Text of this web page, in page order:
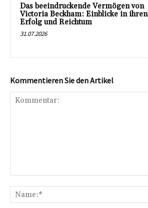
Das beeindruckende Vermögen von
Victoria Beckham: Einblicke in ihren
Erfolg und Reichtum
31.07.2026
Kommentieren Sie den Artikel